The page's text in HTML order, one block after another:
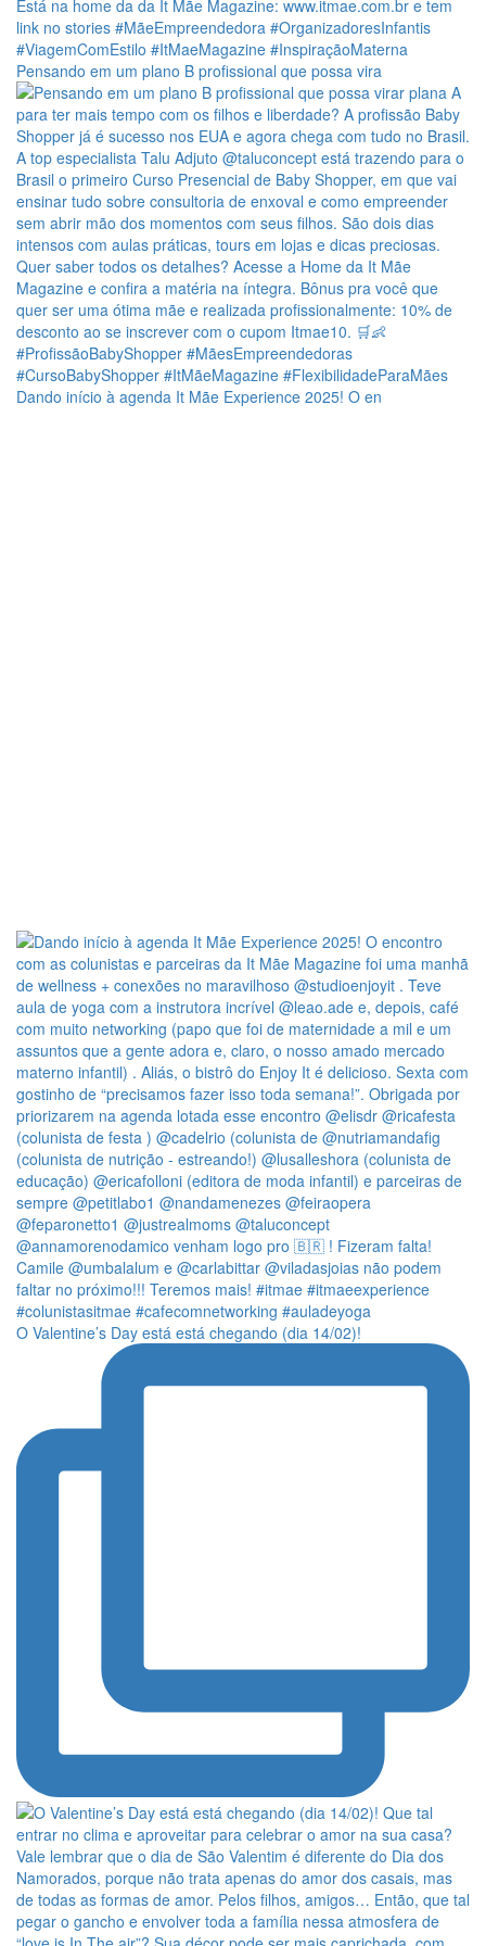
Pensando em um plano B profissional que possa vira
Dando início à agenda It Mãe Experience 2025! O en
O Valentine’s Day está está chegando (dia 14/02)!